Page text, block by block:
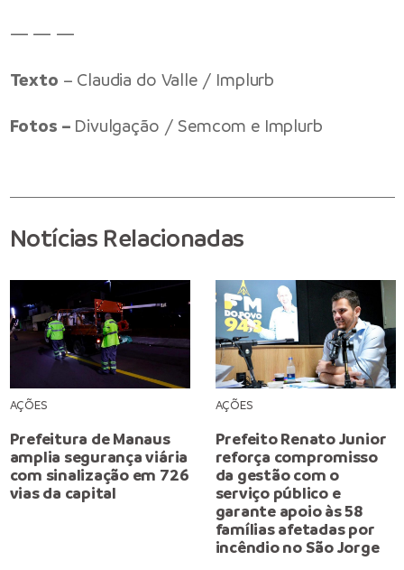
— — —
Texto – Claudia do Valle / Implurb
Fotos – Divulgação / Semcom e Implurb
Notícias Relacionadas
AÇÕES
Prefeitura de Manaus
amplia segurança viária
com sinalização em 726
vias da capital
AÇÕES
Prefeito Renato Junior
reforça compromisso
da gestão com o
serviço público e
garante apoio às 58
famílias afetadas por
incêndio no São Jorge